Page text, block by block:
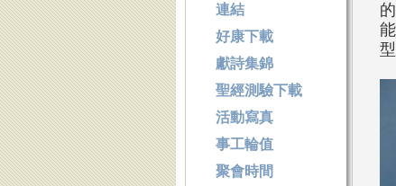
能
型
連結
好康下載
獻詩集錦
聖經測驗下載
活動寫真
事工輪值
聚會時間